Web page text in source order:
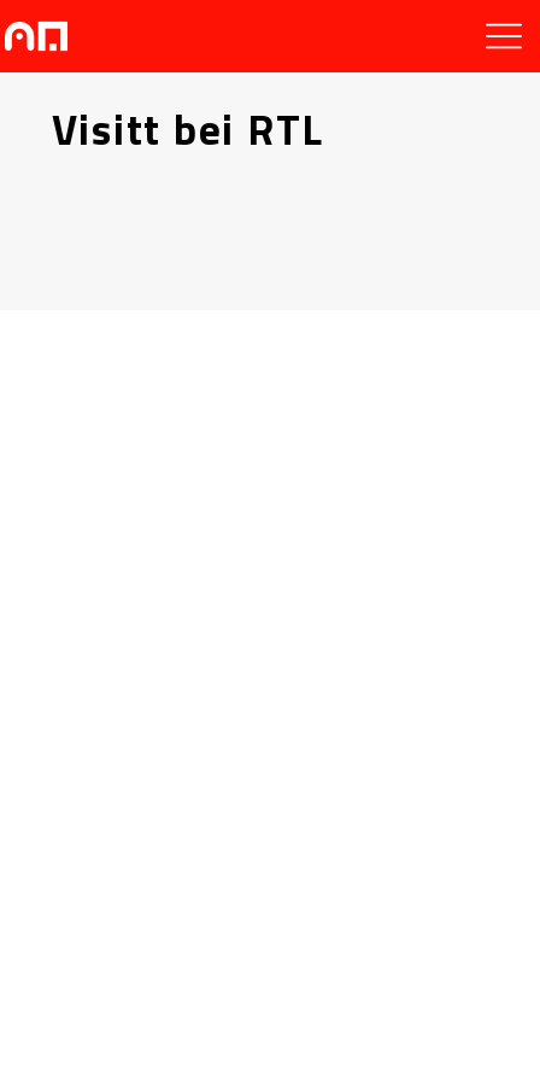
Visitt bei RTL